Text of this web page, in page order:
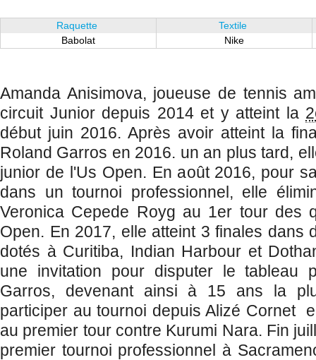
Raquette
Babolat
Textile
Nike
Amanda Anisimova, joueuse de tennis
circuit Junior depuis 2014 et y atteint la
début juin 2016. Après avoir atteint la
Roland Garros en 2016. un an plus tard,
junior de l'Us Open. En août 2016, pour
dans un tournoi professionnel, elle
Veronica Cepede Royg au 1er tour des
Open. En 2017, elle atteint 3 finales dans
dotés à Curitiba, Indian Harbour et
une invitation pour disputer le tableau
Garros, devenant ainsi à 15 ans la
participer au tournoi depuis Alizé Cornet
au premier tour contre Kurumi Nara. Fin
premier tournoi professionnel à